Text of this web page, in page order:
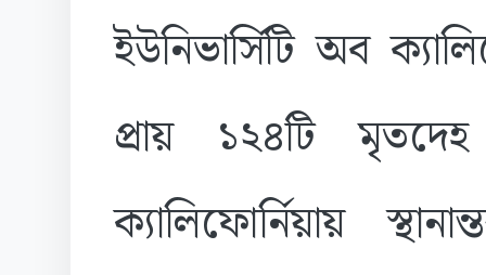
ইউনিভার্সিটি অব
প্রায় ১২৪টি মৃতদেহ
ক্যালিফোর্নিয়ায়